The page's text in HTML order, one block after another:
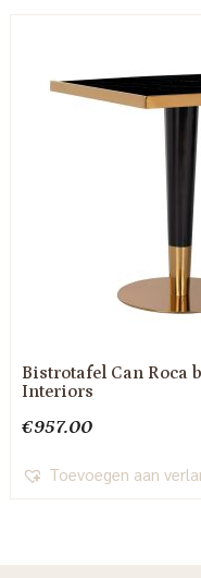
Bistrotafel Can Roca
Interiors
€957.00
Toevoegen aan